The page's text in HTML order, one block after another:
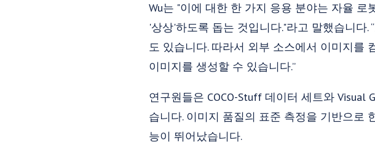
Wu는 "이에 대한 한 가지 응용 분야는 자율
'상상'하도록 돕는 것입니다."라고 말했습니다
도 있습니다. 따라서 외부 소스에서 이미지를
이미지를 생성할 수 있습니다.”
연구원들은 COCO-Stuff 데이터 세트와
습니다. 이미지 품질의 표준 측정을 기반으로
능이 뛰어났습니다.